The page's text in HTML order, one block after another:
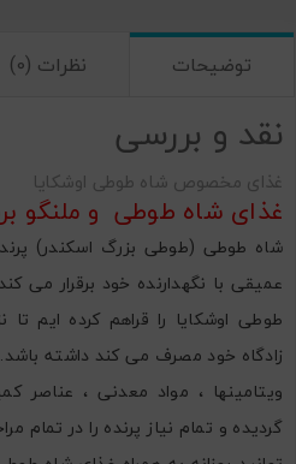
توضیحات نظرات (0)
نقد و بررسی
غذای مخصوص شاه طوطی اوشکایا
غذای شاه طوطی و ملنگو
شاه طوطی (طوطی بزرگ اسکندر)
عمیقی با نگهدارنده خود برقرار می
طوطی اوشکایا را قراهم کرده ایم تا
زادگاه خود مصرف می کند داشته
ویتامینها ، مواد معدنی ، عناصر
گردیده و تمام نیاز پرنده را در